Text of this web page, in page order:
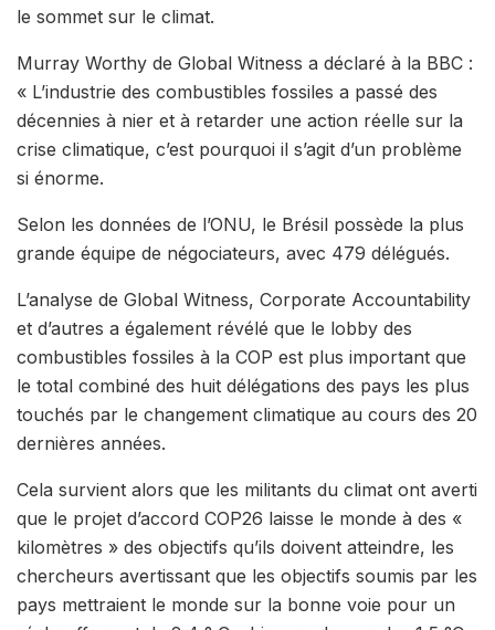
le sommet sur le climat.
Murray Worthy de Global Witness a déclaré à la BBC :
« L’industrie des combustibles fossiles a passé des
décennies à nier et à retarder une action réelle sur la
crise climatique, c’est pourquoi il s’agit d’un problème
si énorme.
Selon les données de l’ONU, le Brésil possède la plus
grande équipe de négociateurs, avec 479 délégués.
L’analyse de Global Witness, Corporate Accountability
et d’autres a également révélé que le lobby des
combustibles fossiles à la COP est plus important que
le total combiné des huit délégations des pays les plus
touchés par le changement climatique au cours des 20
dernières années.
Cela survient alors que les militants du climat ont averti
que le projet d’accord COP26 laisse le monde à des «
kilomètres » des objectifs qu’ils doivent atteindre, les
chercheurs avertissant que les objectifs soumis par les
pays mettraient le monde sur la bonne voie pour un